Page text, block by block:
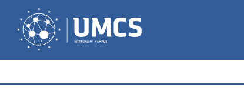
Przejdź do głównej zawartości
Wirtualny Kampus